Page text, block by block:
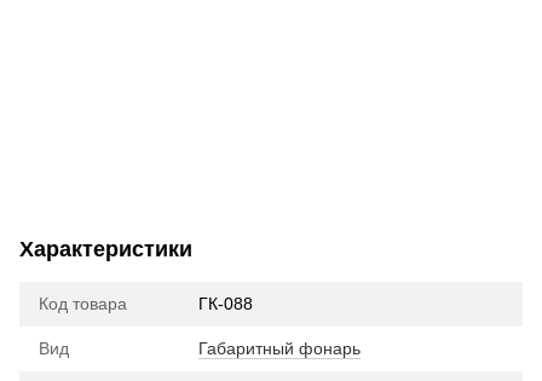
Характеристики
Код товара ГК-088
Вид Габаритный фонарь